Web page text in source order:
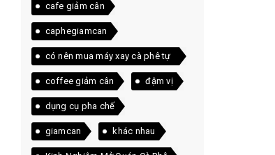
cafe giảm cân
caphegiamcan
có nên mua máy xay cà phê tự
động
coffee giảm cân đậm vị
dụng cụ pha chế
giamcan khác nhau